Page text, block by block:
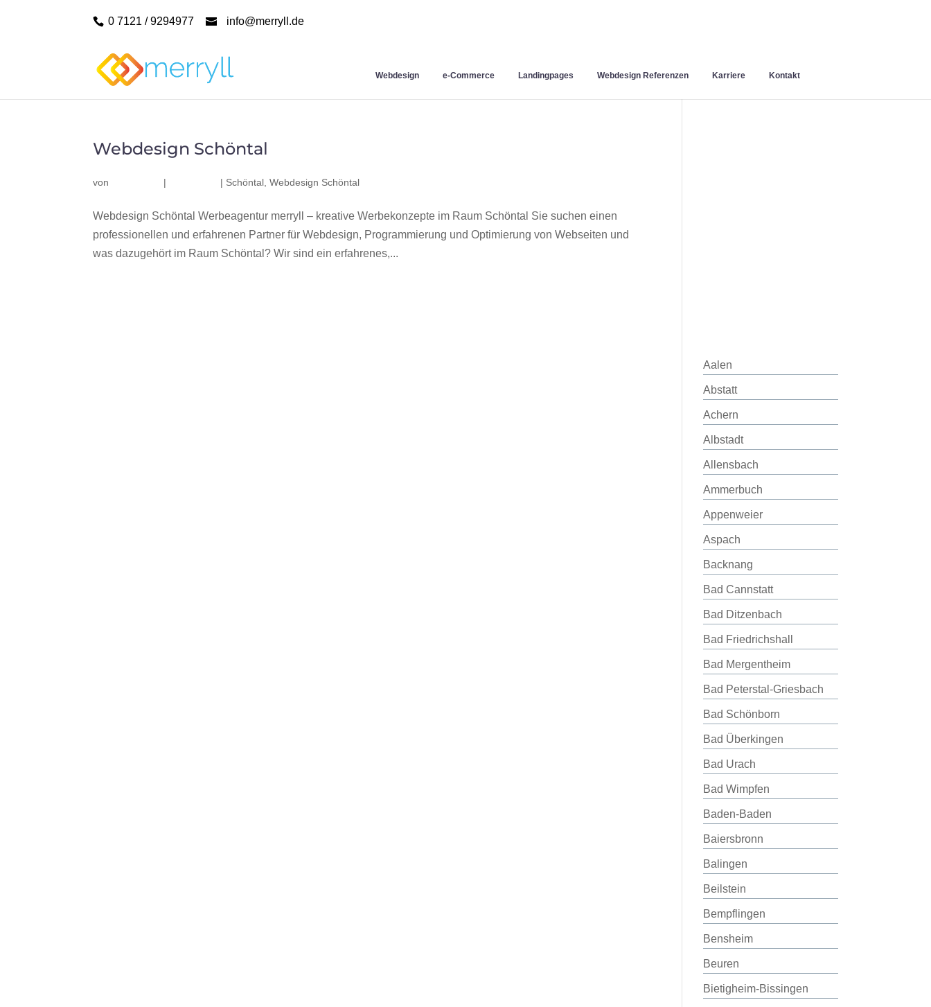
0 7121 / 9294977 info@merryll.de
Webdesign e-Commerce Landingpages Webdesign Referenzen Karriere Kontakt
Webdesign Schöntal
von | | Schöntal ,Webdesign Schöntal
Webdesign Schöntal Werbeagentur merryll – kreative Werbekonzepte im Raum Schöntal Sie suchen einen
professionellen und erfahrenen Partner für Webdesign, Programmierung und Optimierung von Webseiten und
was dazugehört im Raum Schöntal? Wir sind ein erfahrenes,...
Aalen
Abstatt
Achern
Albstadt
Allensbach
Ammerbuch
Appenweier
Aspach
Backnang
Bad Cannstatt
Bad Ditzenbach
Bad Friedrichshall
Bad Mergentheim
Bad Peterstal-Griesbach
Bad Schönborn
Bad Überkingen
Bad Urach
Bad Wimpfen
Baden-Baden
Baiersbronn
Balingen
Beilstein
Bempflingen
Bensheim
Beuren
Bietigheim-Bissingen